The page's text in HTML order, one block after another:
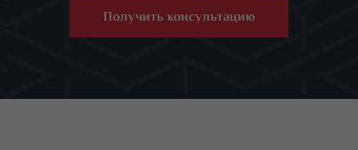
Получить консультацию